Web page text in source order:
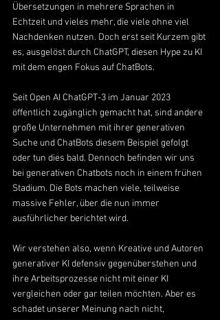
Übersetzungen in mehrere Sprachen in
Echtzeit und vieles mehr, die viele ohne viel
Nachdenken nutzen. Doch erst seit Kurzem gibt
es, ausgelöst durch ChatGPT, diesen Hype zu KI
mit dem engen Fokus auf ChatBots.
Seit Open AI ChatGPT-3 im Januar 2023
öffentlich zugänglich gemacht hat, sind andere
große Unternehmen mit ihrer generativen
Suche und ChatBots diesem Beispiel gefolgt
oder tun dies bald. Dennoch befinden wir uns
bei generativen Chatbots noch in einem frühen
Stadium. Die Bots machen viele, teilweise
massive Fehler, über die nun immer
ausführlicher berichtet wird.
Wir verstehen also, wenn Kreative und Autoren
generativer KI defensiv gegenüberstehen und
ihre Arbeitsprozesse nicht mit einer KI
vergleichen oder gar teilen möchten. Aber es
schadet unserer Meinung nach nicht,